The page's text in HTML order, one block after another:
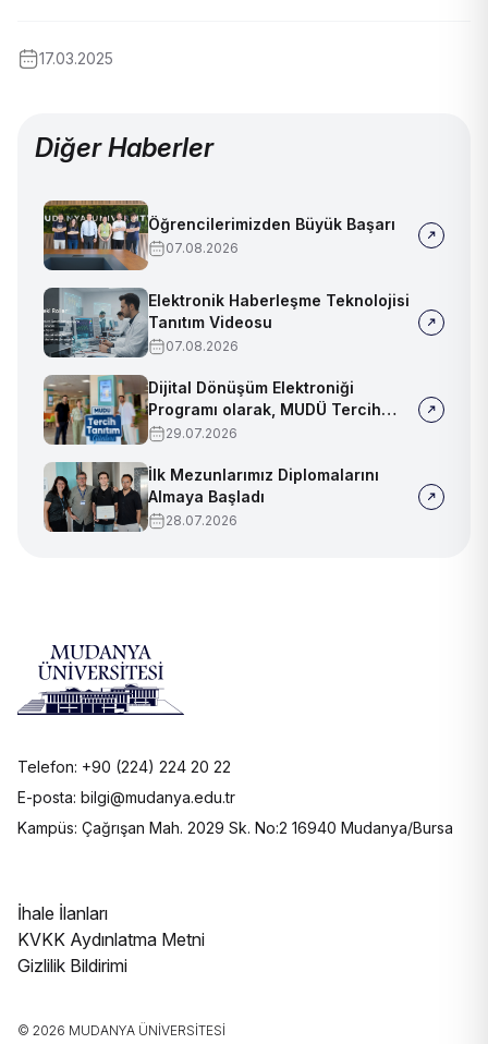
17.03.2025
Diğer Haberler
Öğrencilerimizden Büyük Başarı
07.08.2026
Elektronik Haberleşme Teknolojisi
Tanıtım Videosu
07.08.2026
Dijital Dönüşüm Elektroniği
Programı olarak, MUDÜ Tercih
Tanıtım Günleri'nde biz de
29.07.2026
İlk Mezunlarımız Diplomalarını
Almaya Başladı
28.07.2026
Telefon: +90 (224) 224 20 22
E-posta: bilgi@mudanya.edu.tr
Kampüs: Çağrışan Mah. 2029 Sk. No:2 16940 Mudanya/Bursa
İhale İlanları
KVKK Aydınlatma Metni
Gizlilik Bildirimi
© 2026 MUDANYA ÜNIVERSITESI